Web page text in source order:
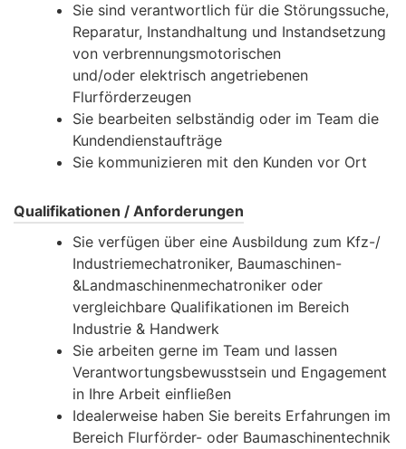
Sie sind verantwortlich für die Störungssuche,
Reparatur, Instandhaltung und Instandsetzung
von verbrennungsmotorischen
und/oder elektrisch angetriebenen
Flurförderzeugen
Sie bearbeiten selbständig oder im Team die
Kundendienstaufträge
Sie kommunizieren mit den Kunden vor Ort
Qualifikationen / Anforderungen
Sie verfügen über eine Ausbildung zum Kfz-/
Industriemechatroniker, Baumaschinen-
&Landmaschinenmechatroniker oder
vergleichbare Qualifikationen im Bereich
Industrie & Handwerk
Sie arbeiten gerne im Team und lassen
Verantwortungsbewusstsein und Engagement
in Ihre Arbeit einfließen
Idealerweise haben Sie bereits Erfahrungen im
Bereich Flurförder- oder Baumaschinentechnik